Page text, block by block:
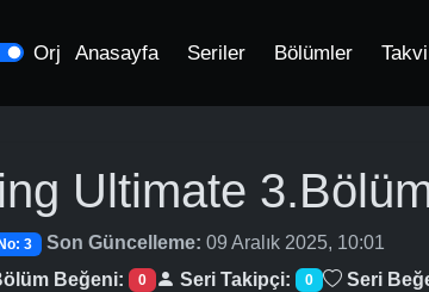
Orj Anasayfa Seriler Bölümler
Ultimate
3 Son Güncelleme: 09 Aralık 2025, 10:01
Beğeni: 0 Seri Takipçi: 0 Seri